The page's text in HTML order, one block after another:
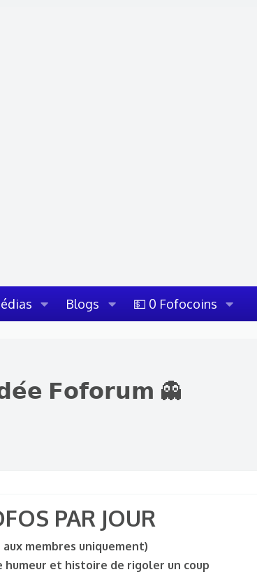
Blogs 💵 0 Fofocoins
𝗙𝗼𝗳𝗼𝗿𝘂𝗺 👻
PAR JOUR​
aux membres uniquement)
humeur et histoire de rigoler un coup